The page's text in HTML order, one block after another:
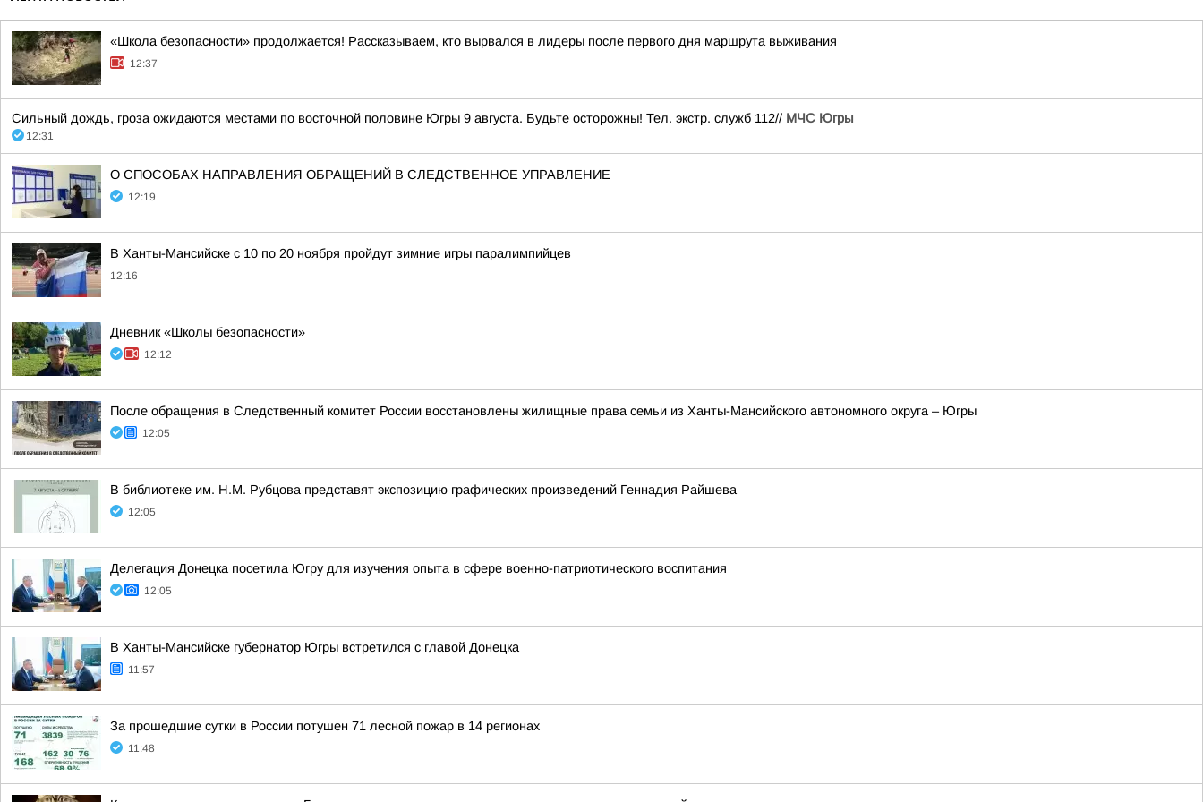
«Школа безопасности» продолжается! Рассказываем, кто вырвался в лидеры после первого дня маршрута выживания
12:37
Сильный дождь, гроза ожидаются местами по восточной половине Югры 9 августа. Будьте осторожны! Тел. экстр. служб 112// МЧС Югры
12:31
О СПОСОБАХ НАПРАВЛЕНИЯ ОБРАЩЕНИЙ В СЛЕДСТВЕННОЕ УПРАВЛЕНИЕ
12:19
В Ханты-Мансийске с 10 по 20 ноября пройдут зимние игры паралимпийцев
12:16
Дневник «Школы безопасности»
12:12
После обращения в Следственный комитет России восстановлены жилищные права семьи из Ханты-Мансийского автономного округа – Югры
12:05
В библиотеке им. Н.М. Рубцова представят экспозицию графических произведений Геннадия Райшева
12:05
Делегация Донецка посетила Югру для изучения опыта в сфере военно-патриотического воспитания
12:05
В Ханты-Мансийске губернатор Югры встретился с главой Донецка
11:57
За прошедшие сутки в России потушен 71 лесной пожар в 14 регионах
11:48